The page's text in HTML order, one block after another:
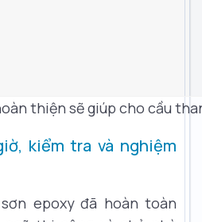
thiện sẽ giúp cho cầu
kiểm tra và nghiệm
epoxy đã hoàn toàn